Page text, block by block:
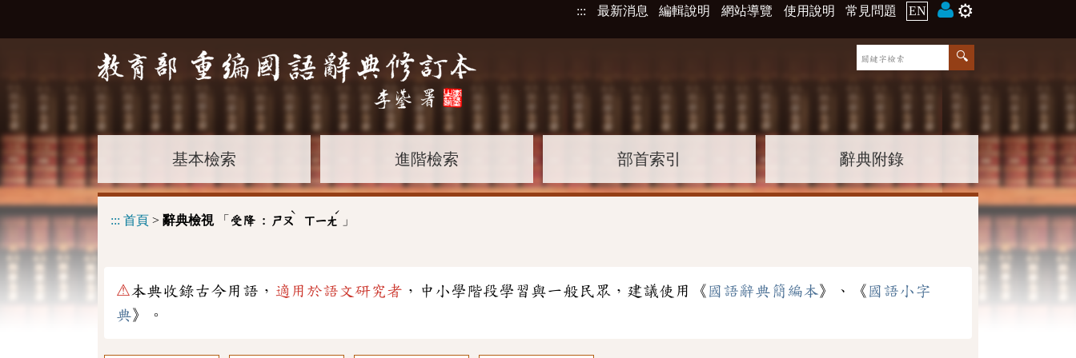
::: 最新消息 編輯說明 網站導覽 使用說明 常見問題 EN ⚙️
基本檢索 進階檢索 部首索引 辭典附錄
::: 首頁 > 辭典檢視「 受降 : ㄕㄡ
ˋ
ㄒㄧㄤ
ˊ
」
⚠本典收錄古今用語， 適用於語文研究者 ，中小學階段學習與一般民眾，建議使用《 國語辭典簡編本》、《 國語小字
典》。